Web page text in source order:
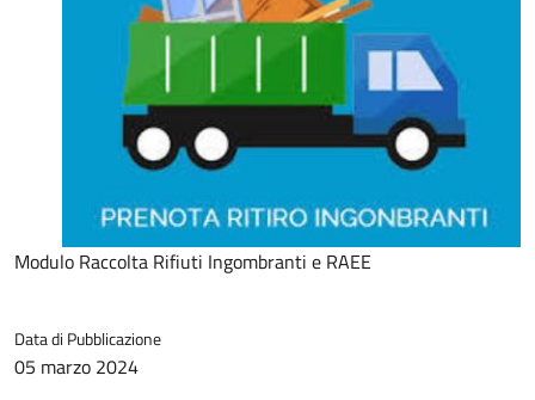
Modulo Raccolta Rifiuti Ingombranti e RAEE
Data di Pubblicazione
05 marzo 2024